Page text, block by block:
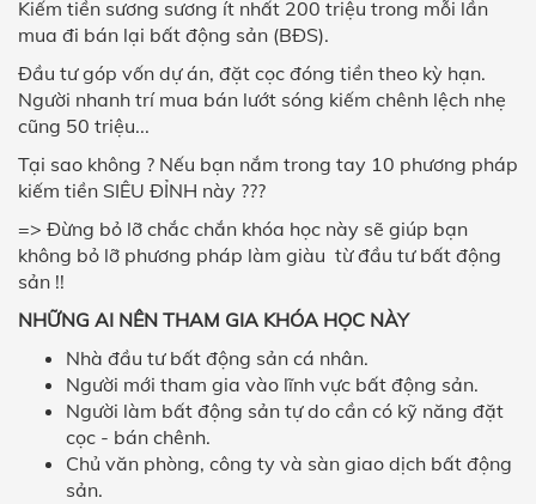
Kiếm tiền sương sương ít nhất 200 triệu trong mỗi lần
mua đi bán lại bất động sản (BĐS).
Đầu tư góp vốn dự án, đặt cọc đóng tiền theo kỳ hạn.
Người nhanh trí mua bán lướt sóng kiếm chênh lệch nhẹ
cũng 50 triệu...
Tại sao không ? Nếu bạn nắm trong tay 10 phương pháp
kiếm tiền SIÊU ĐỈNH này ???
=> Đừng bỏ lỡ chắc chắn khóa học này sẽ giúp bạn
không bỏ lỡ phương pháp làm giàu từ đầu tư bất động
sản !!
NHỮNG AI NÊN THAM GIA KHÓA HỌC NÀY
Nhà đầu tư bất động sản cá nhân.
Người mới tham gia vào lĩnh vực bất động sản.
Người làm bất động sản tự do cần có kỹ năng đặt
cọc - bán chênh.
Chủ văn phòng, công ty và sàn giao dịch bất động
sản.